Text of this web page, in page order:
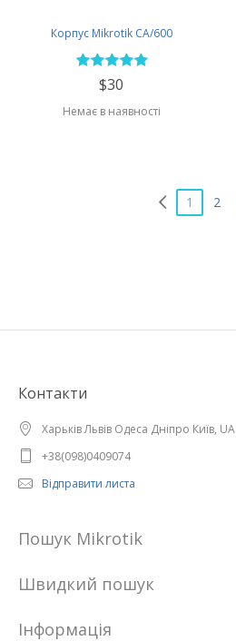
Корпус Mikrotik CA/600
$30
Немає в наявності
1 2
Контакти
Харьків Львів Одеса Дніпро Київ, UA
+38(098)0409074
Відправити листа
Пошук Mikrotik
Швидкий пошук
Iнформацiя